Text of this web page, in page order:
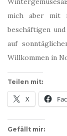
mich aber mit
beschäftigen
auf
Willkommen in
Teilen mit:
X
Gefällt mir: